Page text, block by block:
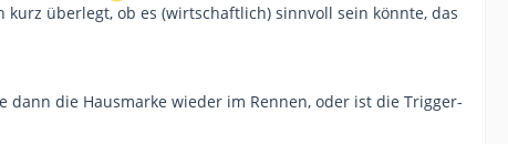
überlegt, ob es (wirtschaftlich) sinnvoll sein könnte, das
die Hausmarke wieder im Rennen, oder ist die Trigger-